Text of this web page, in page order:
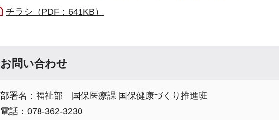
チラシ（PDF：641KB）
お問い合わせ
部署名：福祉部 国保医療課 国保健康づくり推進班
電話：078-362-3230